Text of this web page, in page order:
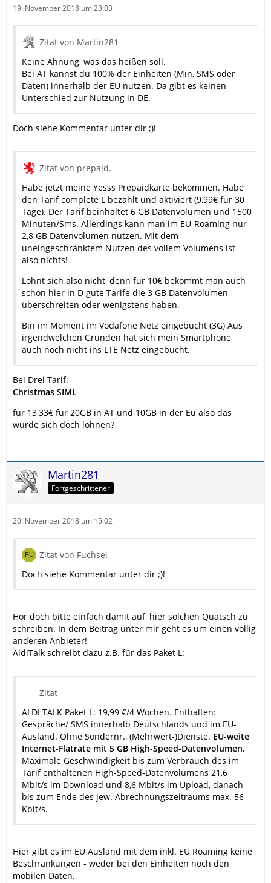
19. November 2018 um 23:03
Zitat von Martin281
Keine Ahnung, was das heißen soll.
Bei AT kannst du 100% der Einheiten (Min, SMS oder
Daten) innerhalb der EU nutzen. Da gibt es keinen
Unterschied zur Nutzung in DE.
Doch siehe Kommentar unter dir ;)!
Zitat von prepaid.
Habe jetzt meine Yesss Prepaidkarte bekommen. Habe
den Tarif complete L bezahlt und aktiviert (9,99€ für 30
Tage). Der Tarif beinhaltet 6 GB Datenvolumen und 1500
Minuten/Sms. Allerdings kann man im EU-Roaming nur
2,8 GB Datenvolumen nutzen. Mit dem
uneingeschränktem Nutzen des vollem Volumens ist
also nichts!
Lohnt sich also nicht, denn für 10€ bekommt man auch
schon hier in D gute Tarife die 3 GB Datenvolumen
überschreiten oder wenigstens haben.
Bin im Moment im Vodafone Netz eingebucht (3G) Aus
irgendwelchen Gründen hat sich mein Smartphone
auch noch nicht ins LTE Netz eingebucht.
Bei Drei Tarif:
Christmas SIML
für 13,33€ für 20GB in AT und 10GB in der Eu also das
würde sich doch lohnen?
Martin281
Fortgeschrittener
20. November 2018 um 15:02
Zitat von Fuchsei
Doch siehe Kommentar unter dir ;)!
Hör doch bitte einfach damit auf, hier solchen Quatsch zu
schreiben. In dem Beitrag unter mir geht es um einen völlig
anderen Anbieter!
AldiTalk schreibt dazu z.B. für das Paket L:
Zitat
ALDI TALK Paket L: 19,99 €/4 Wochen. Enthalten:
Gespräche/ SMS innerhalb Deutschlands und im EU-
Ausland. Ohne Sondernr., (Mehrwert-)Dienste. EU-weite
Internet-Flatrate mit 5 GB High-Speed-Datenvolumen.
Maximale Geschwindigkeit bis zum Verbrauch des im
Tarif enthaltenen High-Speed-Datenvolumens 21,6
Mbit/s im Download und 8,6 Mbit/s im Upload, danach
bis zum Ende des jew. Abrechnungszeitraums max. 56
Kbit/s.
Hier gibt es im EU Ausland mit dem inkl. EU Roaming keine
Beschränkungen - weder bei den Einheiten noch den
mobilen Daten.